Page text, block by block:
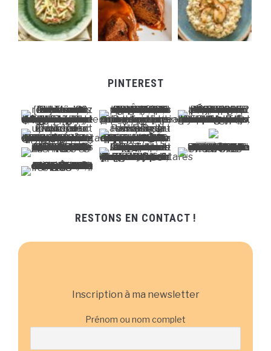
PINTEREST
RESTONS EN CONTACT !
Inscription à ma newsletter
Prénom ou nom complet